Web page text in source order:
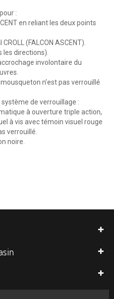
:
en reliant les deux points
(FALCON ASCENT).
les directions).
involontaire du
n’est pas verrouillé
de verrouillage :
à ouverture triple action,
à vis avec témoin visuel rouge
verrouillé.
noire.